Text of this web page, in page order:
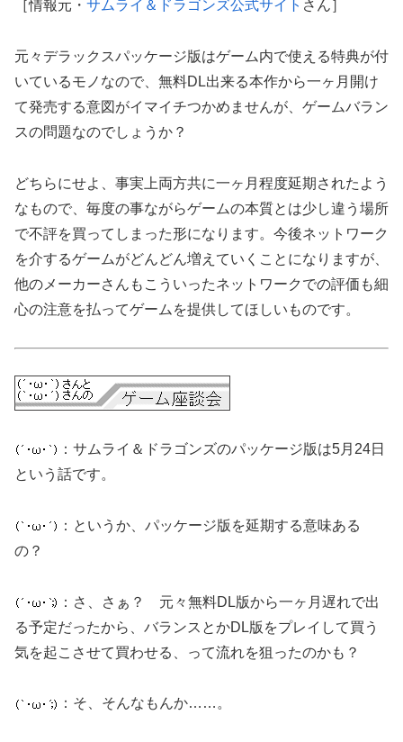
［情報元・ サムライ＆ドラゴンズ公式サイト さん］
元々デラックスパッケージ版はゲーム内で使える特典が付
いているモノなので、無料DL出来る本作から一ヶ月開け
て発売する意図がイマイチつかめませんが、ゲームバラン
スの問題なのでしょうか？
どちらにせよ、事実上両方共に一ヶ月程度延期されたよう
なもので、毎度の事ながらゲームの本質とは少し違う場所
で不評を買ってしまった形になります。今後ネットワーク
を介するゲームがどんどん増えていくことになりますが、
他のメーカーさんもこういったネットワークでの評価も細
心の注意を払ってゲームを提供してほしいものです。
：サムライ＆ドラゴンズのパッケージ版は5月24日
という話です。
：というか、パッケージ版を延期する意味ある
の？
：さ、さぁ？ 元々無料DL版から一ヶ月遅れで出
る予定だったから、バランスとかDL版をプレイして買う
気を起こさせて買わせる、って流れを狙ったのかも？
：そ、そんなもんか……。